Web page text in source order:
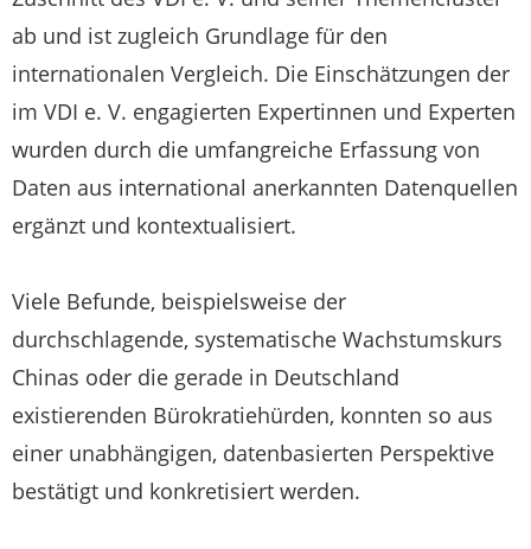
ab und ist zugleich Grundlage für den
internationalen Vergleich. Die Einschätzungen der
im VDI e. V. engagierten Expertinnen und Experten
wurden durch die umfangreiche Erfassung von
Daten aus international anerkannten Datenquellen
ergänzt und kontextualisiert.
Viele Befunde, beispielsweise der
durchschlagende, systematische Wachstumskurs
Chinas oder die gerade in Deutschland
existierenden Bürokratiehürden, konnten so aus
einer unabhängigen, datenbasierten Perspektive
bestätigt und konkretisiert werden.